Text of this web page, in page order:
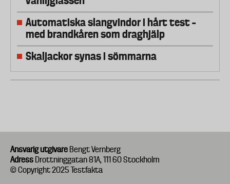
Automatiska slangvindor i hårt test –
med brandkåren som draghjälp
Skaljackor synas i sömmarna
Ansvarig utgivare Bengt Vernberg
Adress Drottninggatan 81A, 111 60 Stockholm
© Copyright 2025 Testfakta